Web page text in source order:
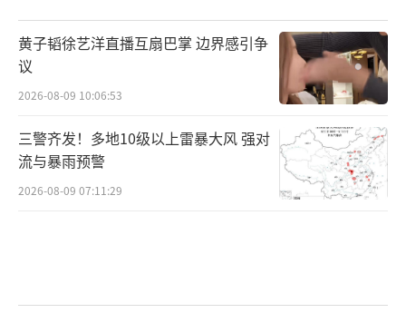
黄子韬徐艺洋直播互扇巴掌 边界感引争
议
2026-08-09 10:06:53
三警齐发！多地10级以上雷暴大风 强对
流与暴雨预警
2026-08-09 07:11:29